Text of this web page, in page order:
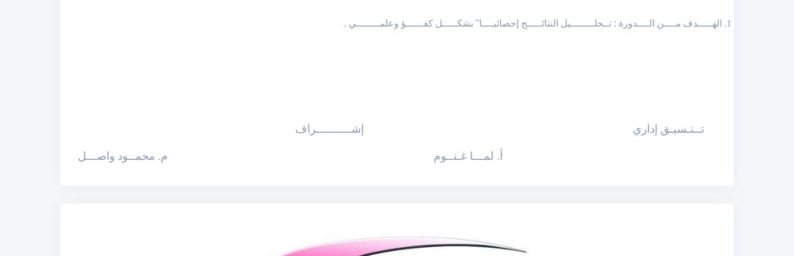
الهـــــدف مــــن الــــدورة : تــحلــــــــيل النتائـــــج إحصائيــــا" بشكـــــل كفــــــؤ وعلمــــــــي .
تــنـسيـق إداري إشــــــــــراف
أ. لمـــا غـنــوم م. محمــود واصـــل